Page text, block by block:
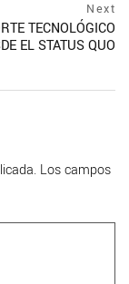
Next
TECNOLÓGICO
EL STATUS QUO
Los campos